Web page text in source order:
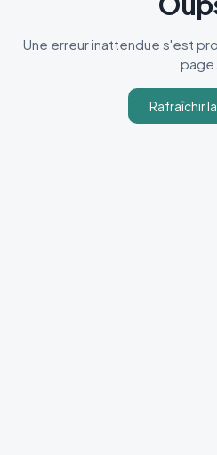
Une erreur inattendue s'est
page.
Rafraîchir